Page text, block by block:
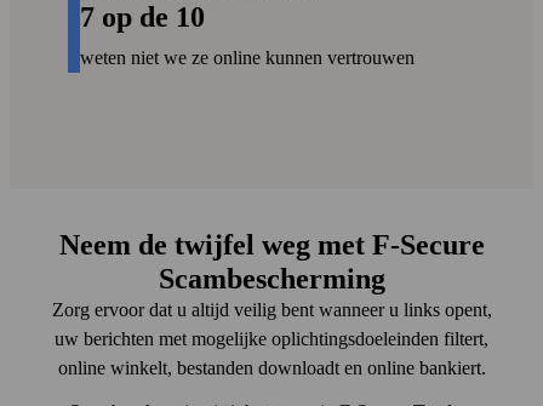
7 op de 10
weten niet we ze online kunnen vertrouwen
Neem de twijfel weg met F‑Secure
Scam­bescherming
Zorg ervoor dat u altijd veilig bent wanneer u links opent,
uw berichten met mogelijke oplichtings­doeleinden filtert,
online winkelt, bestanden downloadt en online bankiert.